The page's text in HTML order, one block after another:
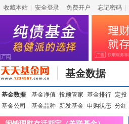
收藏本站 安全登录 免费开户 忘记密码
基金数据
基金数据 基金净值 投顾管家 基金排行 定投
基金公司
基金品种 新发基金 申购状态 分红